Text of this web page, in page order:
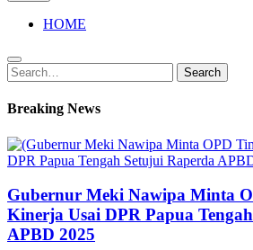
HOME
Search
for:
Search
Breaking News
Gubernur Meki Nawipa Minta
Kinerja Usai DPR Papua
APBD 2025